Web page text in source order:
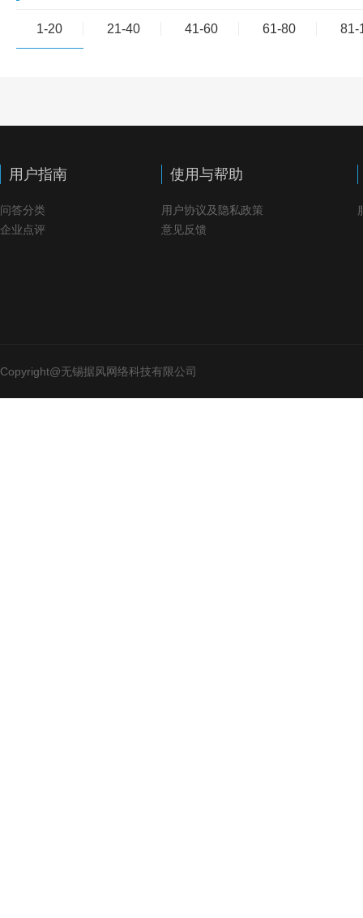
1-20 21-40 41-60 61-80 81-
用户指南
问答分类
企业点评
使用与帮助
用户协议及隐私政策
意见反馈
Copyright@无锡据风网络科技有限公司